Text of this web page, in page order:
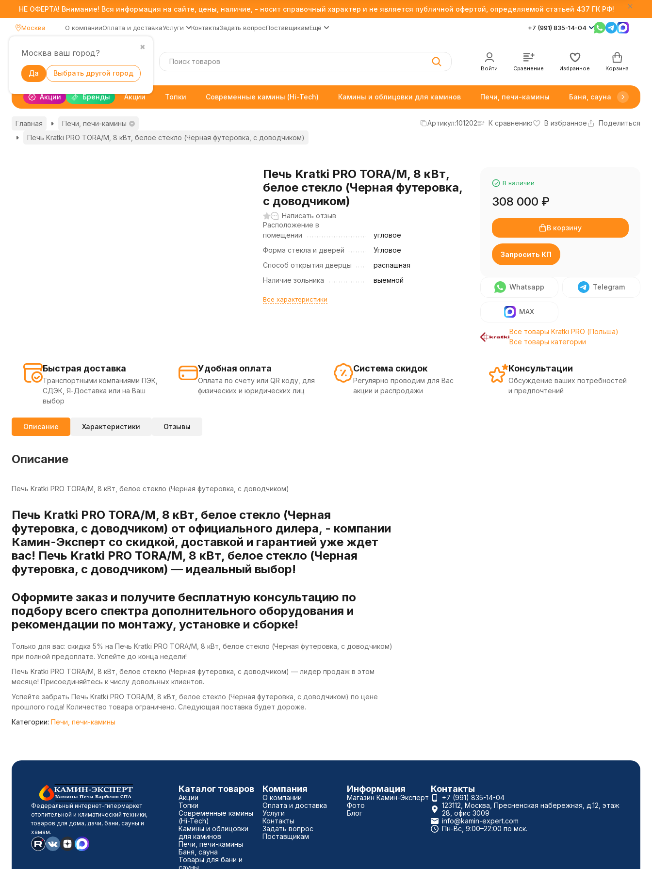
НЕ ОФЕРТА! Внимание! Вся информация на сайте, цены, наличие, - носит справочный характер и не является публичной офертой, определяемой статьей 437 ГК РФ!
Москва
✖
Москва ваш город?
Да Выбрать другой город
О компанииОплата и доставкаУслуги КонтактыЗадать вопросПоставщикамЕщё +7 (991) 835-14-04
Войти Сравнение Избранное Корзина
Акции Бренды Акции Топки Современные камины (Hi-Tech) Камины и облицовки для каминов Печи, печи-камины Баня, сауна
Главная
Печи, печи-камины
Печь Kratki PRO TORA/M, 8 кВт, белое стекло (Черная футеровка, с доводчиком)
Артикул:101202 К сравнению В избранное Поделиться
Печь Kratki PRO TORA/M, 8 кВт,
белое стекло (Черная футеровка,
с доводчиком)
Написать отзыв
Расположение в
помещении
угловое
Форма стекла и дверей
Угловое
Способ открытия дверцы
распашная
Наличие зольника
выемной
Все характеристики
В наличии
308 000 ₽
В корзину
Запросить КП
Whatsapp Telegram
MAX
Все товары Kratki PRO (Польша)
Все товары категории
Быстрая доставка
Транспортными компаниями ПЭК,
СДЭК, Я-Доставка или на Ваш
выбор
Удобная оплата
Оплата по счету или QR коду, для
физических и юридических лиц
Система скидок
Регулярно проводим для Вас
акции и распродажи
Консультации
Обсуждение ваших потребностей
и предпочтений
Описание Характеристики Отзывы
Описание
Печь Kratki PRO TORA/M, 8 кВт, белое стекло (Черная футеровка, с доводчиком)
Печь Kratki PRO TORA/M, 8 кВт, белое стекло (Черная
футеровка, с доводчиком) от официального дилера, - компании
Камин-Эксперт со скидкой, доставкой и гарантией уже ждет
вас! Печь Kratki PRO TORA/M, 8 кВт, белое стекло (Черная
футеровка, с доводчиком) — идеальный выбор!
Оформите заказ и получите бесплатную консультацию по
подбору всего спектра дополнительного оборудования и
рекомендации по монтажу, установке и сборке!
Только для вас: скидка 5% на Печь Kratki PRO TORA/M, 8 кВт, белое стекло (Черная футеровка, с доводчиком)
при полной предоплате. Успейте до конца недели!
Печь Kratki PRO TORA/M, 8 кВт, белое стекло (Черная футеровка, с доводчиком) — лидер продаж в этом
месяце! Присоединяйтесь к числу довольных клиентов.
Успейте забрать Печь Kratki PRO TORA/M, 8 кВт, белое стекло (Черная футеровка, с доводчиком) по цене
прошлого года! Количество товара ограничено. Следующая поставка будет дороже.
Категории: Печи, печи-камины
Федеральный интернет-гипермаркет
отопительной и климатический техники,
товаров для дома, дачи, бани, сауны и
хамам.
Каталог товаров
Акции
Топки
Современные камины
(Hi-Tech)
Камины и облицовки
для каминов
Печи, печи-камины
Баня, сауна
Товары для бани и
сауны
Компания
О компании
Оплата и доставка
Услуги
Контакты
Задать вопрос
Поставщикам
Информация
Магазин Камин-Эксперт
Фото
Блог
Контакты
+7 (991) 835-14-04
123112, Москва, Пресненская набережная, д.12, этаж
28, офис 3009
info@kamin-expert.com
Пн-Вс, 9:00–22:00 по мск.